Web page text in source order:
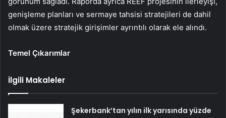
genişleme planları ve sermaye tahsisi stratejileri de dahil
olmak üzere stratejik girişimler ayrıntılı olarak ele alındı.
Temel Çıkarımlar
İlgili Makaleler
Şekerbank’tan yılın ilk yarısında yüzde